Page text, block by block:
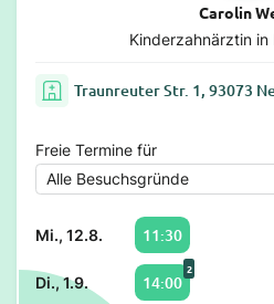
Carolin
Kinderzahnärztin
Traunreuter Str. 1, 93073
Freie Termine für
Mi., 12.8. 11:30
Di., 1.9. 14:00
2